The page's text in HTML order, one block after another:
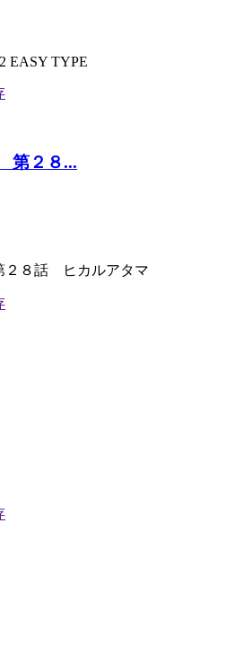
EASY TYPE
第２８...
８話 ヒカルアタマ